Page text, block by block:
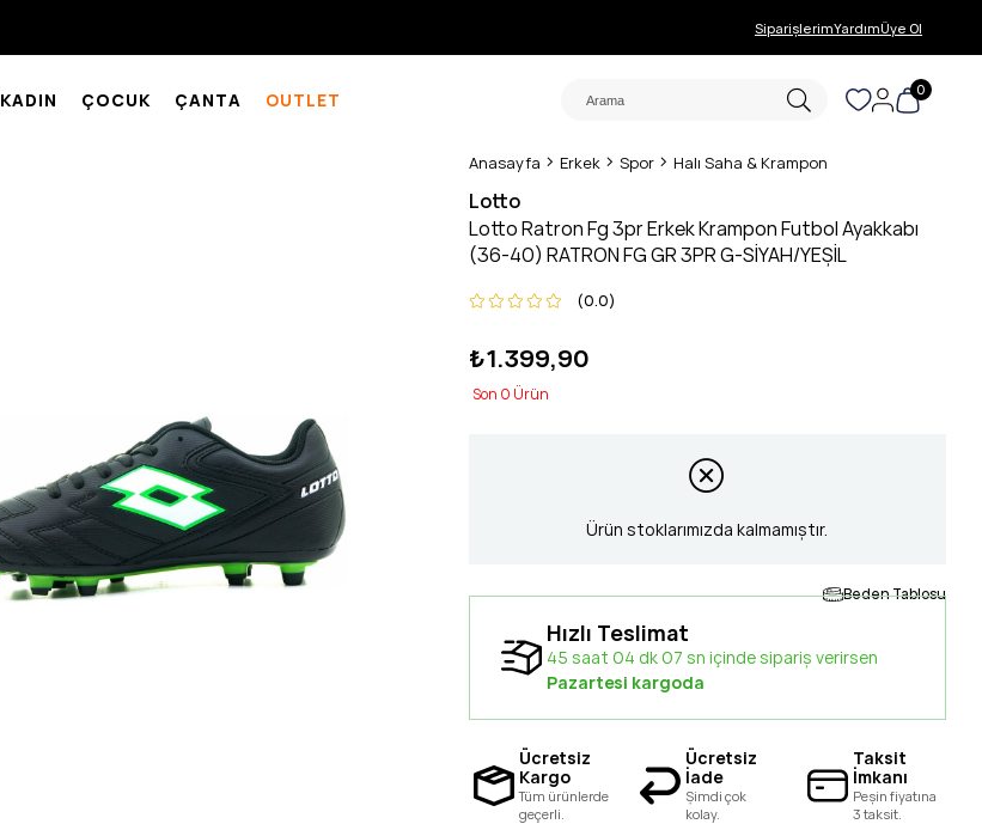
SiparişlerimYardımÜye Ol
KADIN ÇOCUK ÇANTA OUTLET 0
Anasayfa Erkek Spor Halı Saha & Krampon
Lotto
Lotto Ratron Fg 3pr Erkek Krampon Futbol Ayakkabı
(36-40) RATRON FG GR 3PR G-SİYAH/YEŞİL
0.0
₺1.399,90
0
Ürün stoklarımızda kalmamıştır.
Beden Tablosu
Hızlı Teslimat
45 saat 04 dk 06 sn içinde sipariş verirsen
Pazartesi kargoda
Ücretsiz
Kargo
Tüm ürünlerde
geçerli.
Ücretsiz
İade
Şimdi çok
kolay.
Taksit
İmkanı
Peşin fiyatına
3 taksit.